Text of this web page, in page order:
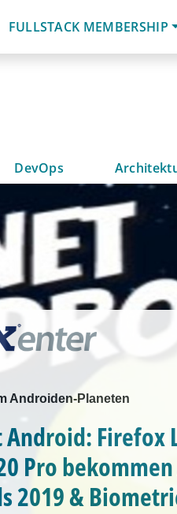
FULLSTACK MEMBERSHIP
DevOps
Androiden-Planeten
Android: Firefox
Pro
2019 &